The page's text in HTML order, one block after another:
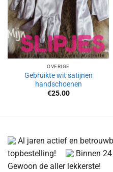
OVERIGE
Gebruikte wit satijnen
handschoenen
€25.00
Al jaren actief en
topbestelling!
Binnen
Gewoon de aller lekkerste!